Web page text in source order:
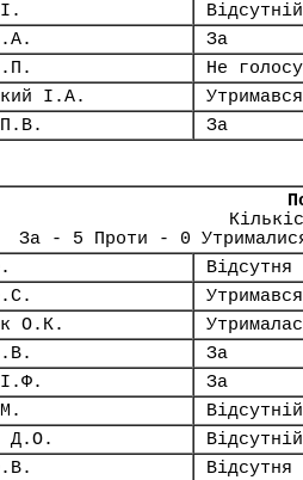
Відсутній
За
Не
І.А.
Утримався
П.В.
За
За - 5 Проти - 0
Відсутня
Утримався
О.К.
За
І.Ф.
За
Відсутній
Д.О.
Відсутній
Відсутня